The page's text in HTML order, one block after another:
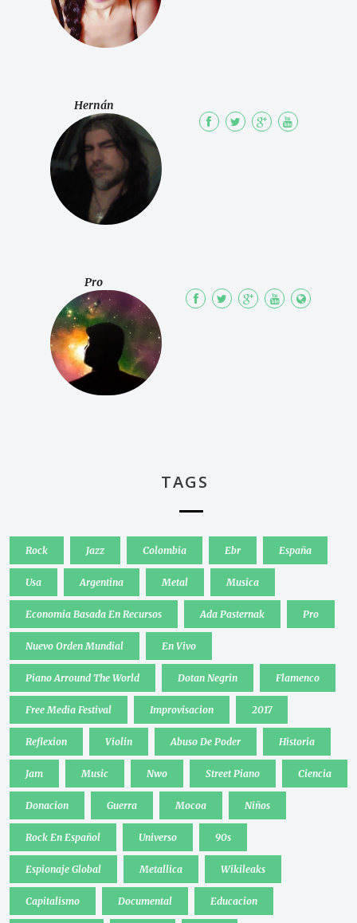
Hernán
Pro
TAGS
Rock Jazz Colombia Ebr España
Usa Argentina Metal Musica
Economia Basada En Recursos Ada Pasternak Pro
Nuevo Orden Mundial En Vivo
Piano Arround The World Dotan Negrin Flamenco
Free Media Festival Improvisacion 2017
Reflexion Violin Abuso De Poder Historia
Jam Music Nwo Street Piano Ciencia
Donacion Guerra Mocoa Niños
Rock En Español Universo 90s
Espionaje Global Metallica Wikileaks
Capitalismo Documental Educacion